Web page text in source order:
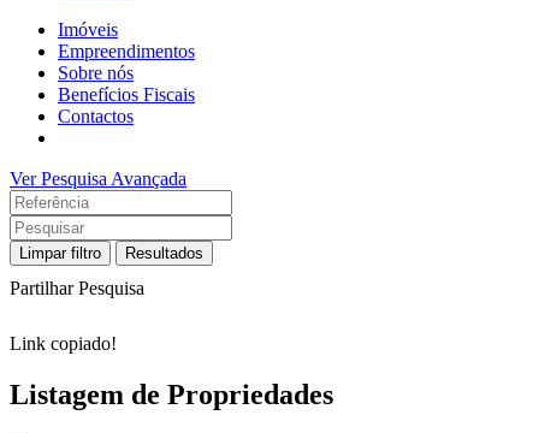
Imóveis
Empreendimentos
Sobre nós
Benefícios Fiscais
Contactos
Ver Pesquisa Avançada
Limpar filtro Resultados
Partilhar Pesquisa
Link copiado!
Listagem de Propriedades